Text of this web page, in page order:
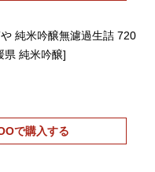
純米吟醸無濾過生詰 720
県 純米吟醸]
で購入する